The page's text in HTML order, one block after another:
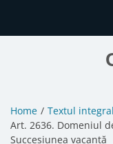
Home
Textul integral
Art. 2636. Domeniul
Succesiunea vacantă